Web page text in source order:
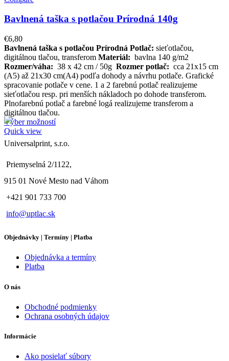
Bavlnená taška s potlačou Prírodná 140g
€6,80
Bavlnená taška s potlačou Prírodná Potlač: sieťotlačou,
digitálnou tlačou, transferom Materiál: bavlna 140 g/m2
Rozmer/váha: 38 x 42 cm / 50g Rozmer potlač: cca 21x15 cm
(A5) až 21x30 cm(A4) podľa dohody a návrhu potlače. Grafické
spracovanie potlače v cene. 1 a 2 farebnú potlač realizujeme
sieťotlačou resp. pri menších nákladoch po dohode transferom.
Plnofarebnú potlač a farebné logá realizujeme transferom a
digitálnou tlačou.
Výber možností
Quick view
Universalprint, s.r.o.
Priemyselná 2/1122,
915 01 Nové Mesto nad Váhom
+421 901 733 700
info@uptlac.sk
Objednávky | Termíny | Platba
Objednávka a termíny
Platba
O nás
Obchodné podmienky
Ochrana osobných údajov
Informácie
Ako posielať súbory